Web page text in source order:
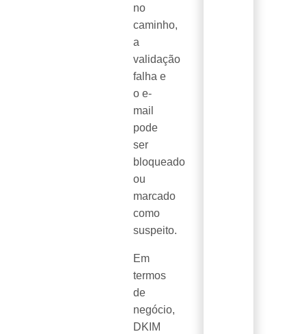
no
caminho,
a
validação
falha e
o e-
mail
pode
ser
bloqueado
ou
marcado
como
suspeito.
Em
termos
de
negócio,
DKIM